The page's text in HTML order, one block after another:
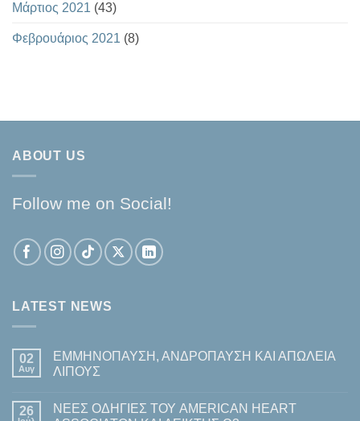
Μάρτιος 2021 (43)
Φεβρουάριος 2021 (8)
ABOUT US
Follow me on Social!
LATEST NEWS
02
Αυγ
ΕΜΜΗΝΟΠΑΥΣΗ, ΑΝΔΡΟΠΑΥΣΗ ΚΑΙ ΑΠΩΛΕΙΑ
ΛΙΠΟΥΣ
σχόλια
στο
26
ΝΕΕΣ ΟΔΗΓΙΕΣ ΤΟΥ AMERICAN HEART